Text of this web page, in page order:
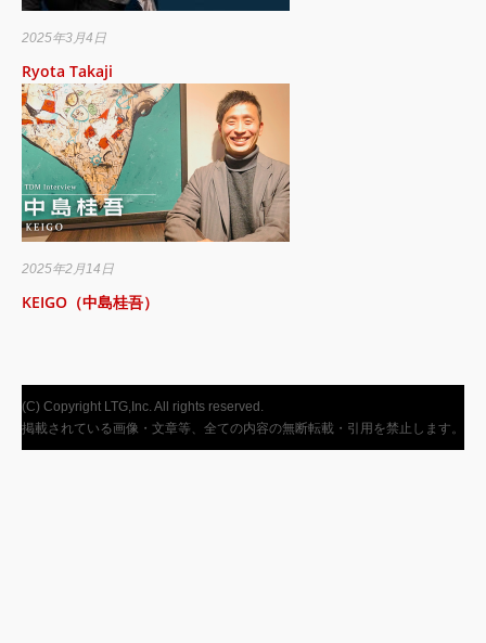
2025年3月4日
Ryota Takaji
2025年2月14日
KEIGO（中島桂吾）
(C) Copyright LTG,Inc. All rights reserved.
掲載されている画像・文章等、全ての内容の無断転載・引用を禁止します。